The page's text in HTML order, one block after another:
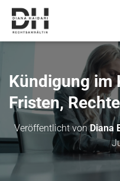
Kündigung im
Fristen,
Veröffentlicht vonDiana